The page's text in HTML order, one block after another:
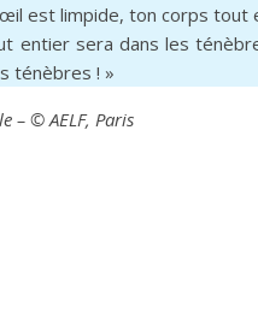
est limpide, ton corps tout
entier sera dans les
ténèbres ! »
– © AELF, Paris